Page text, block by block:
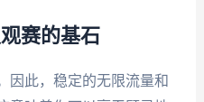
赛的基石
因此，稳定的无限流量和